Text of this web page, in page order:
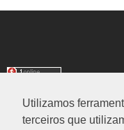
Utilizamos
terceiros que
TRANSLATE